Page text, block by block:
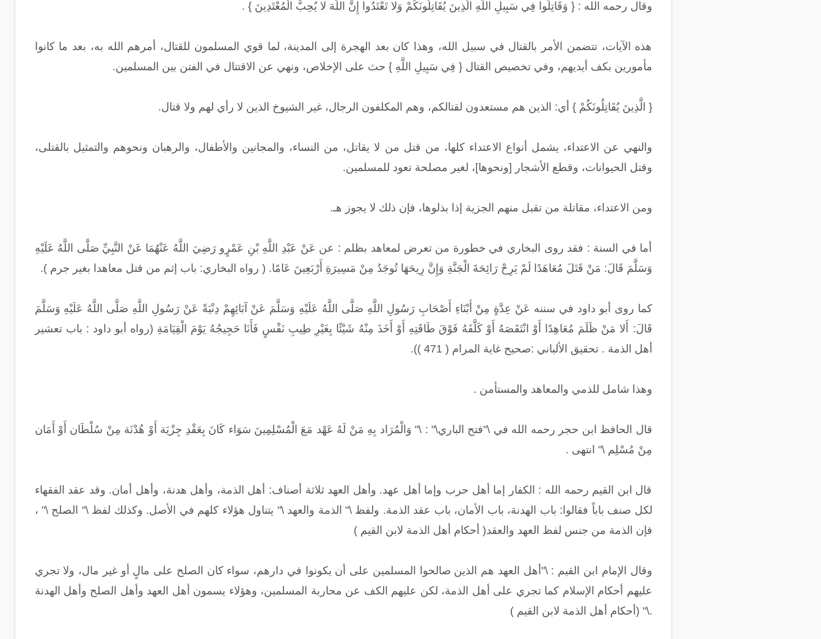
وقال رحمه الله : { وَقَاتِلُوا فِي سَبِيلِ اللَّهِ الَّذِينَ يُقَاتِلُونَكُمْ وَلا تَعْتَدُوا إِنَّ اللَّهَ لا يُحِبُّ الْمُعْتَدِينَ } .
هذه الآيات، تتضمن الأمر بالقتال في سبيل الله، وهذا كان بعد الهجرة إلى المدينة، لما قوي المسلمون للقتال، أمرهم الله به، بعد ما كانوا
مأمورين بكف أيديهم، وفي تخصيص القتال { فِي سَبِيلِ اللَّهِ } حث على الإخلاص، ونهي عن الاقتتال في الفتن بين المسلمين.
{ الَّذِينَ يُقَاتِلُونَكُمْ } أي: الذين هم مستعدون لقتالكم، وهم المكلفون الرجال، غير الشيوخ الذين لا رأي لهم ولا قتال.
والنهي عن الاعتداء، يشمل أنواع الاعتداء كلها، من قتل من لا يقاتل، من النساء، والمجانين والأطفال، والرهبان ونحوهم والتمثيل بالقتلى،
وقتل الحيوانات، وقطع الأشجار [ونحوها]، لغير مصلحة تعود للمسلمين.
ومن الاعتداء، مقاتلة من تقبل منهم الجزية إذا بذلوها، فإن ذلك لا يجوز هـ.
أما في السنة : فقد روى البخاري في خطورة من تعرض لمعاهد بظلم : عن عَنْ عَبْدِ اللَّهِ بْنِ عَمْرٍو رَضِيَ اللَّهُ عَنْهُمَا عَنْ النَّبِيِّ صَلَّى اللَّهُ عَلَيْهِ
وَسَلَّمَ قَالَ: مَنْ قَتَلَ مُعَاهَدًا لَمْ يَرِحْ رَائِحَةَ الْجَنَّةِ وَإِنَّ رِيحَهَا تُوجَدُ مِنْ مَسِيرَةِ أَرْبَعِينَ عَامًا. ( رواه البخاري: باب إثم من قتل معاهدا بغير جرم ).
كما روى أبو داود في سننه عَنْ عِدَّةٍ مِنْ أَبْنَاءِ أَصْحَابِ رَسُولِ اللَّهِ صَلَّى اللَّهُ عَلَيْهِ وَسَلَّمَ عَنْ آبَائِهِمْ دِنْيَةً عَنْ رَسُولِ اللَّهِ صَلَّى اللَّهُ عَلَيْهِ وَسَلَّمَ
قَالَ: أَلا مَنْ ظَلَمَ مُعَاهِدًا أَوْ انْتَقَصَهُ أَوْ كَلَّفَهُ فَوْقَ طَاقَتِهِ أَوْ أَخَذَ مِنْهُ شَيْئًا بِغَيْرِ طِيبِ نَفْسٍ فَأَنَا حَجِيجُهُ يَوْمَ الْقِيَامَةِ (رواه أبو داود : باب تعشير
أهل الذمة . تحقيق الألباني :صحيح غاية المرام ( 471 )).
وهذا شامل للذمي والمعاهد والمستأمن .
قال الحافظ ابن حجر رحمه الله في \"فتح الباري\" : \" وَالْمُرَاد بِهِ مَنْ لَهُ عَهْد مَعَ الْمُسْلِمِينَ سَوَاء كَانَ بِعَقْدِ جِزْيَة أَوْ هُدْنَة مِنْ سُلْطَان أَوْ أَمَان
مِنْ مُسْلِم \" انتهى .
قال ابن القيم رحمه الله : الكفار إما أهل حرب وإما أهل عهد. وأهل العهد ثلاثة أصناف: أهل الذمة، وأهل هدنة، وأهل أمان. وقد عقد الفقهاء
لكل صنف باباً فقالوا: باب الهدنة، باب الأمان، باب عقد الذمة. ولفظ \" الذمة والعهد \" يتناول هؤلاء كلهم في الأصل. وكذلك لفظ \" الصلح \" ،
فإن الذمة من جنس لفظ العهد والعقد( أحكام أهل الذمة لابن القيم )
وقال الإمام ابن القيم : \"أهل العهد هم الذين صالحوا المسلمين على أن يكونوا في دارهم، سواء كان الصلح على مالٍ أو غير مال، ولا تجري
عليهم أحكام الإسلام كما تجري على أهل الذمة، لكن عليهم الكف عن محاربة المسلمين، وهؤلاء يسمون أهل العهد وأهل الصلح وأهل الهدنة
.\" (أحكام أهل الذمة لابن القيم )